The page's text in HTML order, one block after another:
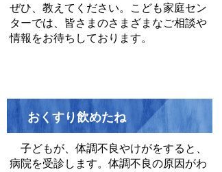
ぜひ、教えてください。こども家庭セン
ターでは、皆さまのさまざまなご相談や
情報をお待ちしております。
おくすり飲めたね
子どもが、体調不良やけがをすると、
病院を受診します。体調不良の原因がわ